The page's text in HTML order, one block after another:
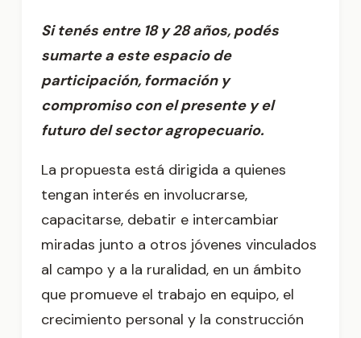
Si tenés entre 18 y 28 años, podés
sumarte a este espacio de
participación, formación y
compromiso con el presente y el
futuro del sector agropecuario.
La propuesta está dirigida a quienes
tengan interés en involucrarse,
capacitarse, debatir e intercambiar
miradas junto a otros jóvenes vinculados
al campo y a la ruralidad, en un ámbito
que promueve el trabajo en equipo, el
crecimiento personal y la construcción